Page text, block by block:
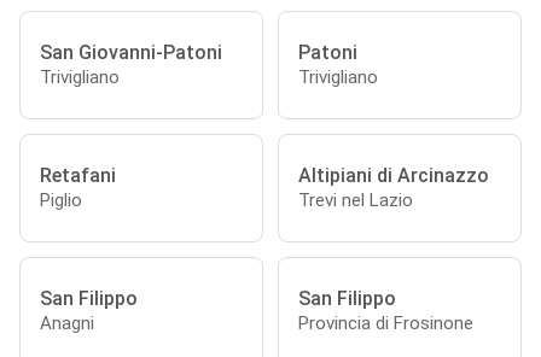
San Giovanni-Patoni
Trivigliano
Patoni
Trivigliano
Retafani
Piglio
Altipiani di Arcinazzo
Trevi nel Lazio
San Filippo
Anagni
San Filippo
Provincia di Frosinone